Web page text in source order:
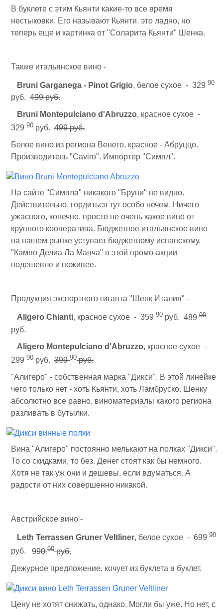
В буклете с этим Кьянти какие-то все время
нестыковки. Его называют Кьянти, это ладно, но
теперь еще и картинка от "Соларита Кьянти" Шенка.
Также итальянское вино -
Bruni Garganega - Pinot Grigio, белое сухое - 329 90
руб. 499 руб.
Bruni Montepulciano d'Abruzzo, красное сухое -
329 90 руб. 499 руб.
Белое вино из региона Венето, красное - Абруццо.
Производитель "Caviro". Импортер "Симпл".
На сайте "Симпла" никакого "Бруни" не видно.
Действительно, гордиться тут особо нечем. Ничего
ужасного, конечно, просто не очень какое вино от
крупного кооператива. Бюджетное итальянское вино
на нашем рынке уступает бюджетному испанскому.
"Кампо Делиа Ла Манча" в этой промо-акции
подешевле и поживее.
Продукция экспортного гиганта "Шенк Италия" -
Aligero Chianti, красное сухое - 359 90 руб. 48990
руб.
Aligero Montepulciano d'Abruzzo, красное сухое -
299 90 руб. 39990руб.
"Алигеро" - собственная марка "Дикси". В этой линейке
чего только нет - хоть Кьянти, хоть Ламбруско. Шенку
абсолютно все равно, виноматериалы какого региона
разливать в бутылки.
Вина "Алигеро" постоянно мелькают на полках "Дикси".
То со скидками, то без. Денег стоят как бы немного.
Хотя не так уж они и дешевы, если вдуматься. А
радости от них совершенно никакой.
Австрийское вино -
Leth Terrassen Gruner Veltliner, белое сухое - 699 90
руб. 99090руб.
Дежурное предложение, кочует из буклета в буклет.
Цену не хотят снижать, однако. Могли бы уже. Но нет, с